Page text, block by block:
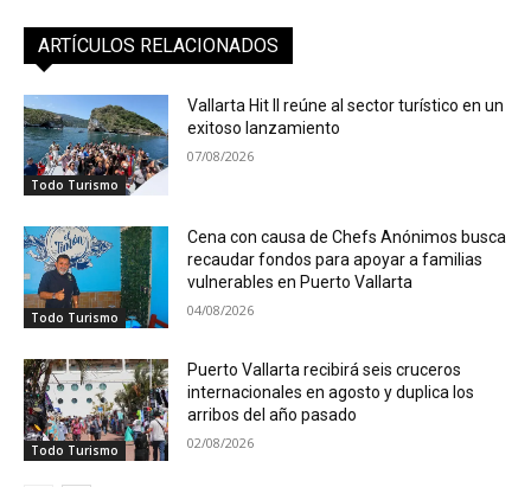
ARTÍCULOS RELACIONADOS
Todo Turismo
Vallarta Hit II reúne al sector turístico en un
exitoso lanzamiento
07/08/2026
Todo Turismo
Cena con causa de Chefs Anónimos busca
recaudar fondos para apoyar a familias
vulnerables en Puerto Vallarta
04/08/2026
Todo Turismo
Puerto Vallarta recibirá seis cruceros
internacionales en agosto y duplica los
arribos del año pasado
02/08/2026